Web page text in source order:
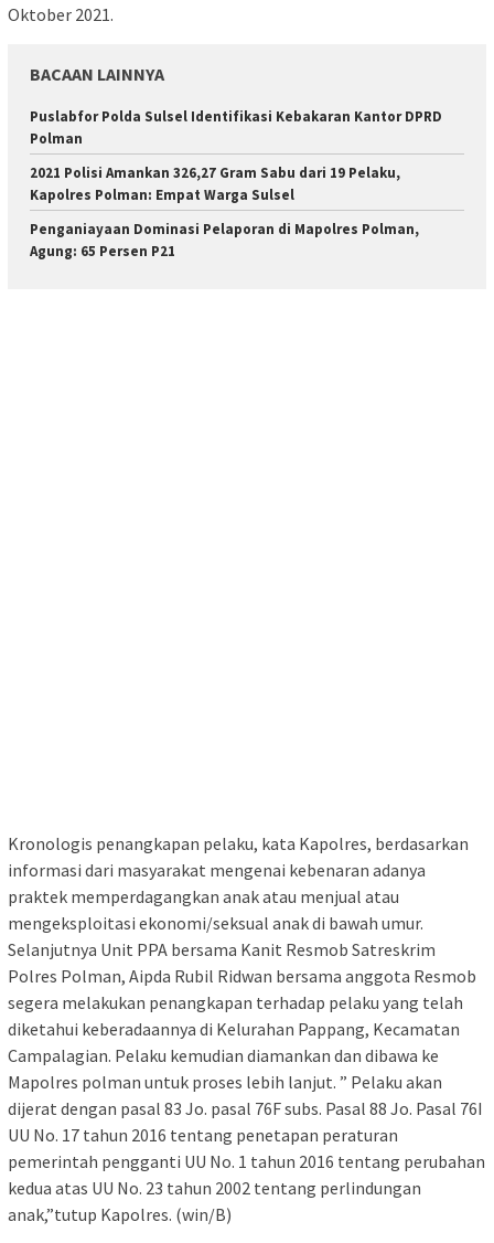
Oktober 2021.
BACAAN LAINNYA
Puslabfor Polda Sulsel Identifikasi Kebakaran Kantor DPRD
Polman
2021 Polisi Amankan 326,27 Gram Sabu dari 19 Pelaku,
Kapolres Polman: Empat Warga Sulsel
Penganiayaan Dominasi Pelaporan di Mapolres Polman,
Agung: 65 Persen P21
Kronologis penangkapan pelaku, kata Kapolres, berdasarkan
informasi dari masyarakat mengenai kebenaran adanya
praktek memperdagangkan anak atau menjual atau
mengeksploitasi ekonomi/seksual anak di bawah umur.
Selanjutnya Unit PPA bersama Kanit Resmob Satreskrim
Polres Polman, Aipda Rubil Ridwan bersama anggota Resmob
segera melakukan penangkapan terhadap pelaku yang telah
diketahui keberadaannya di Kelurahan Pappang, Kecamatan
Campalagian. Pelaku kemudian diamankan dan dibawa ke
Mapolres polman untuk proses lebih lanjut. ” Pelaku akan
dijerat dengan pasal 83 Jo. pasal 76F subs. Pasal 88 Jo. Pasal 76I
UU No. 17 tahun 2016 tentang penetapan peraturan
pemerintah pengganti UU No. 1 tahun 2016 tentang perubahan
kedua atas UU No. 23 tahun 2002 tentang perlindungan
anak,”tutup Kapolres. (win/B)